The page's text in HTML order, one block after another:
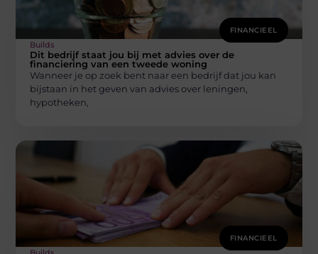
FINANCIEEL
Builds
Dit bedrijf staat jou bij met advies over de
financiering van een tweede woning
Wanneer je op zoek bent naar een bedrijf dat jou kan
bijstaan in het geven van advies over leningen,
hypotheken,
FINANCIEEL